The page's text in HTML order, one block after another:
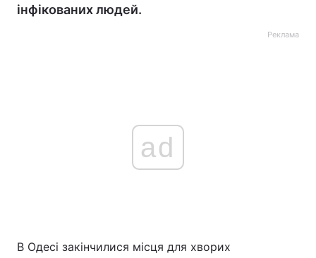
інфікованих людей.
Реклама
ad
В Одесі закінчилися місця для хворих